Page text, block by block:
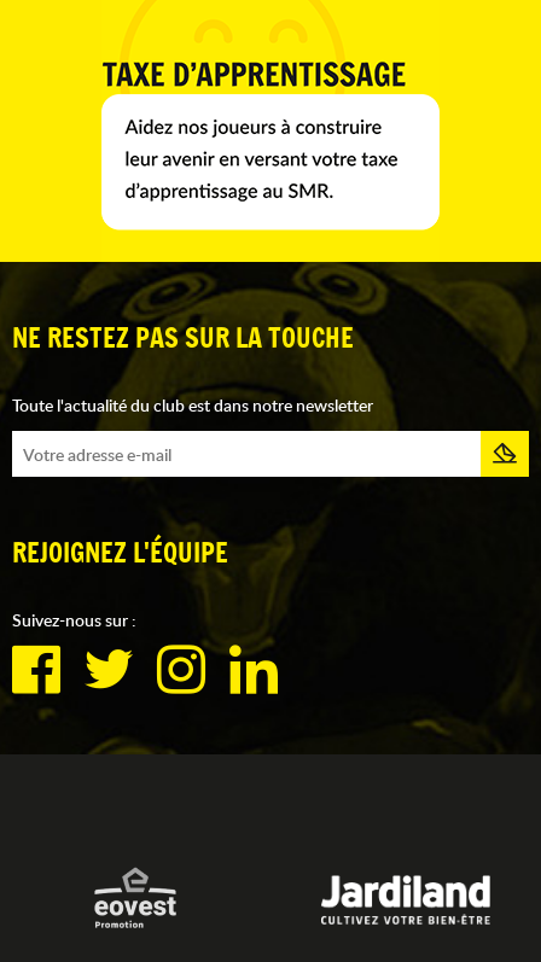
NE RESTEZ PAS SUR LA TOUCHE
Toute l'actualité du club est dans notre newsletter
REJOIGNEZ L'ÉQUIPE
Suivez-nous sur :